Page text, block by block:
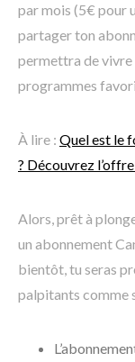
par mois (5€ pour
partager ton
permettra de vivre
programmes
À lire : Quel est le
? Découvrez
Alors, prêt à
un abonnement
bientôt, tu seras
palpitants comme